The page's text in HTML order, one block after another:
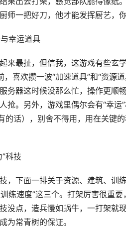
师一把好刀，他才能发挥厨艺，
幸运道具
来最扯，但信我，这游戏有些玄
喜欢攒一波“加速道具”和“资源
务器这时候没那么忙，操作更顺
抢。另外，游戏里偶尔会有“幸
的话），别舍不得用，用在关键
科技
，下面一排关于资源、建筑、训
训练速度”这三个。打架厉害很重
没点，造兵慢如蜗牛，一打架就
为常青树的保证。